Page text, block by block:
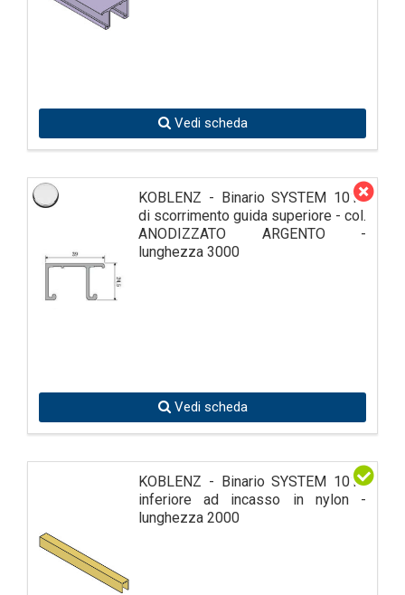
Vedi scheda
KOBLENZ - Binario SYSTEM 1010
di scorrimento guida superiore - col.
ANODIZZATO ARGENTO -
lunghezza 3000
Vedi scheda
KOBLENZ - Binario SYSTEM 1011
inferiore ad incasso in nylon -
lunghezza 2000